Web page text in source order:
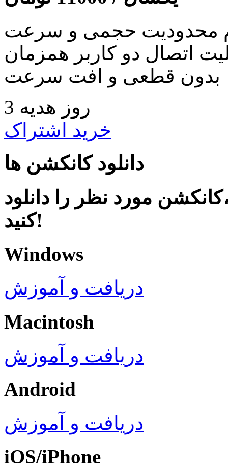
محدودیت حجمی و سرعت
اتصال دو کاربر همزمان
بدون قطعی و افت سرعت
3 روز هدیه
خرید اشتراک
دانلود کانکشن ها
مورد نظر را دانلود
کنید!
Windows
دریافت و آموزش
Macintosh
دریافت و آموزش
Android
دریافت و آموزش
iOS/iPhone